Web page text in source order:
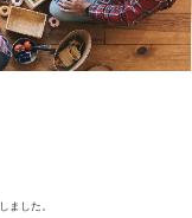
ました。